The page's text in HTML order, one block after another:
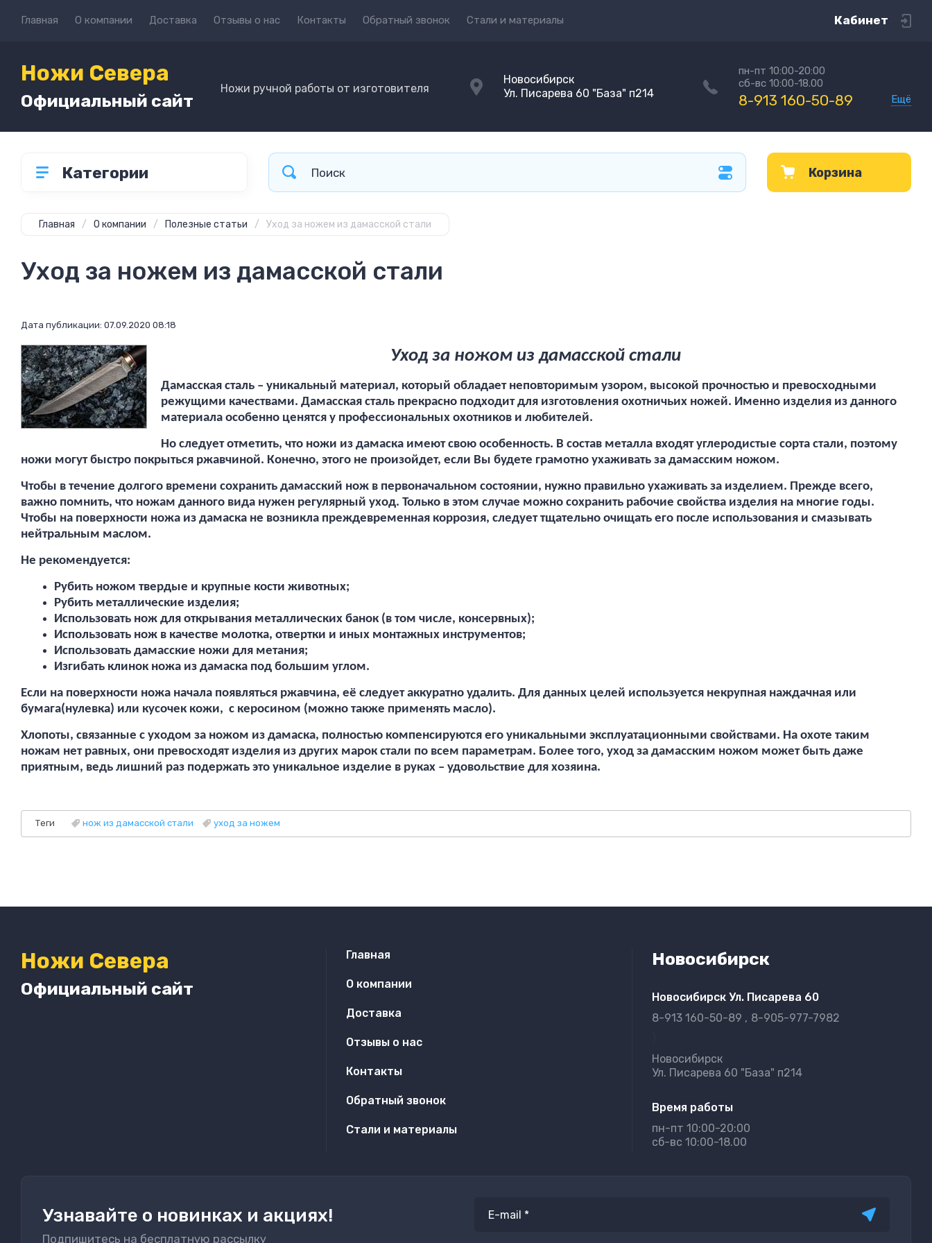
Главная О компании Доставка Отзывы о нас Контакты Обратный звонок Стали и материалы Кабинет
Ножи Севера
Официальный сайт
Ножи ручной работы от изготовителя
Новосибирск
Ул. Писарева 60 "База" п214
пн-пт 10:00-20:00
сб-вс 10:00-18.00
8-913 160-50-89 Ещё
Категории Корзина
Главная / О компании / Полезные статьи / Уход за ножем из дамасской стали
Уход за ножем из дамасской стали
Дата публикации: 07.09.2020 08:18
Уход за ножом из дамасской стали
Дамасская сталь – уникальный материал, который обладает неповторимым узором, высокой прочностью и превосходными
режущими качествами. Дамасская сталь прекрасно подходит для изготовления охотничьих ножей. Именно изделия из данного
материала особенно ценятся у профессиональных охотников и любителей.
Но следует отметить, что ножи из дамаска имеют свою особенность. В состав металла входят углеродистые сорта стали, поэтому
ножи могут быстро покрыться ржавчиной. Конечно, этого не произойдет, если Вы будете грамотно ухаживать за дамасским ножом.
Чтобы в течение долгого времени сохранить дамасский нож в первоначальном состоянии, нужно правильно ухаживать за изделием. Прежде всего,
важно помнить, что ножам данного вида нужен регулярный уход. Только в этом случае можно сохранить рабочие свойства изделия на многие годы.
Чтобы на поверхности ножа из дамаска не возникла преждевременная коррозия, следует тщательно очищать его после использования и смазывать
нейтральным маслом.
Не рекомендуется:
Рубить ножом твердые и крупные кости животных;
Рубить металлические изделия;
Использовать нож для открывания металлических банок (в том числе, консервных);
Использовать нож в качестве молотка, отвертки и иных монтажных инструментов;
Использовать дамасские ножи для метания;
Изгибать клинок ножа из дамаска под большим углом.
Если на поверхности ножа начала появляться ржавчина, её следует аккуратно удалить. Для данных целей используется некрупная наждачная или
бумага(нулевка) или кусочек кожи, с керосином (можно также применять масло).
Хлопоты, связанные с уходом за ножом из дамаска, полностью компенсируются его уникальными эксплуатационными свойствами. На охоте таким
ножам нет равных, они превосходят изделия из других марок стали по всем параметрам. Более того, уход за дамасским ножом может быть даже
приятным, ведь лишний раз подержать это уникальное изделие в руках – удовольствие для хозяина.
Теги нож из дамасской стали уход за ножем
Ножи Севера
Официальный сайт
Главная
О компании
Доставка
Отзывы о нас
Контакты
Обратный звонок
Стали и материалы
Новосибирск
Новосибирск Ул. Писарева 60
8-913 160-50-89
8-905-977-7982
Новосибирск
Ул. Писарева 60 "База" п214
Время работы
пн-пт 10:00-20:00
сб-вс 10:00-18.00
Узнавайте о новинках и акциях!
Подпишитесь на бесплатную рассылку